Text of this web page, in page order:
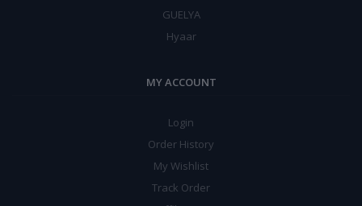
GUELYA
Hyaar
MY ACCOUNT
Login
Order History
My Wishlist
Track Order